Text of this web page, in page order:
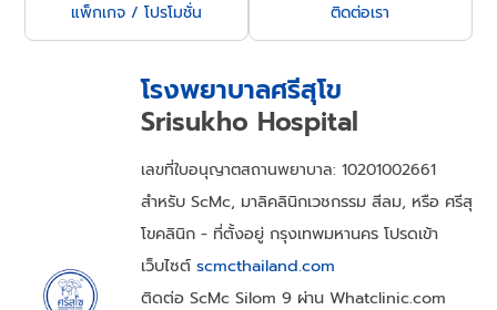
แพ็กเกจ / โปรโมชั่น ติดต่อเรา
โรงพยาบาลศรีสุโข
Srisukho Hospital
เลขที่ใบอนุญาตสถานพยาบาล: 10201002661
สำหรับ ScMc, มาลิคลินิกเวชกรรม สีลม, หรือ ศรีสุ
โขคลินิก - ที่ตั้งอยู่ กรุงเทพมหานคร โปรดเข้า
เว็บไซต์ scmcthailand.com
ติดต่อ ScMc Silom 9 ผ่าน Whatclinic.com